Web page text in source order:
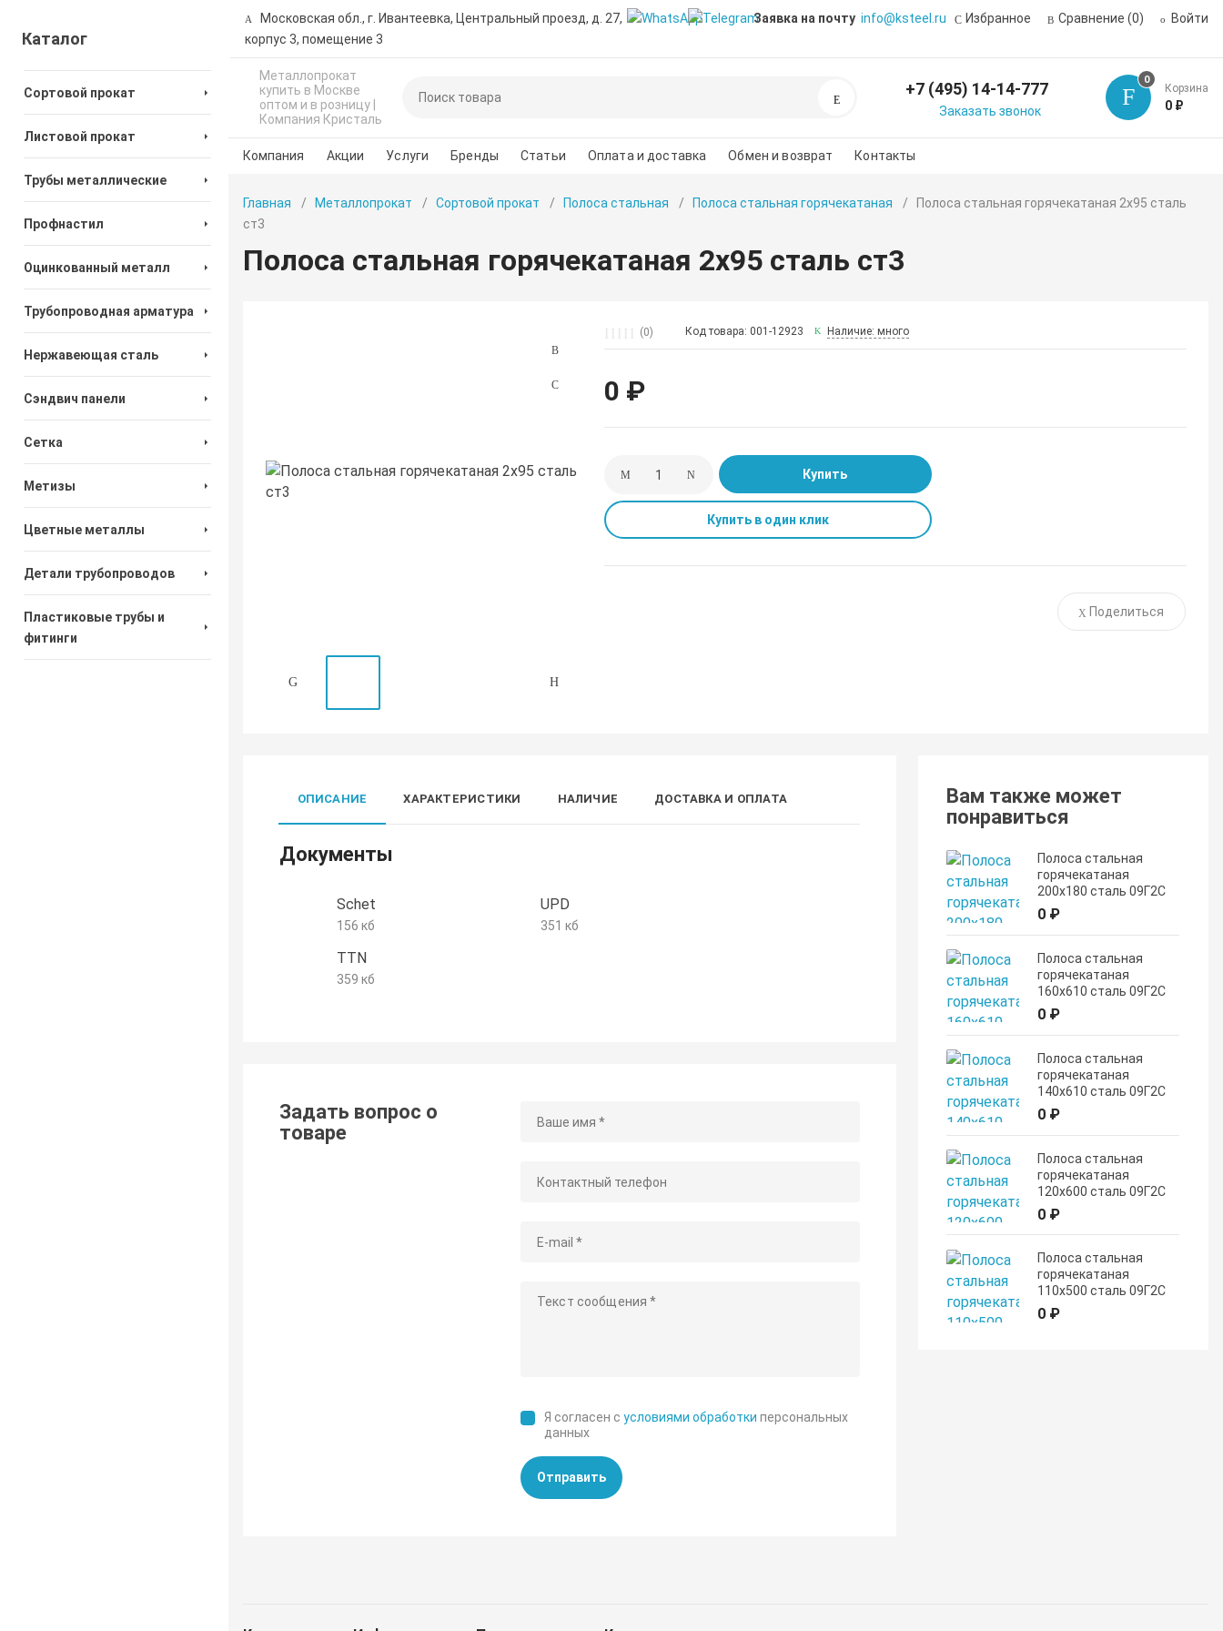
Московская обл., г. Ивантеевка, Центральный проезд, д. 27,
корпус 3, помещение 3
Заявка на почту info@ksteel.ru Избранное Сравнение (0) Войти
Металлопрокат
купить в Москве
оптом и в розницу |
Компания Кристаль
Поиск +7 (495) 14-14-777
Заказать звонок
0
Корзина
0 ₽
Компания Акции Услуги Бренды Статьи Оплата и доставка Обмен и возврат Контакты
Каталог
Сортовой прокат
Листовой прокат
Трубы металлические
Профнастил
Оцинкованный металл
Трубопроводная арматура
Нержавеющая сталь
Сэндвич панели
Сетка
Метизы
Цветные металлы
Детали трубопроводов
Пластиковые трубы и
фитинги
Главная Металлопрокат Сортовой прокат Полоса стальная Полоса стальная горячекатаная
Полоса стальная горячекатаная 2х95 сталь
ст3
Полоса стальная горячекатаная 2х95 сталь ст3
(0) Код товара: 001-12923 Наличие: много
0 ₽
Купить
Купить в один клик
Поделиться
ОПИСАНИЕ ХАРАКТЕРИСТИКИ НАЛИЧИЕ ДОСТАВКА И ОПЛАТА
Документы
Schet
156 кб
UPD
351 кб
TTN
359 кб
Задать вопрос о
товаре
Я согласен сусловиями обработки персональных
данных
Отправить
Вам также может
понравиться
Полоса стальная
горячекатаная
200х180 сталь 09Г2С
0 ₽
Полоса стальная
горячекатаная
160х610 сталь 09Г2С
0 ₽
Полоса стальная
горячекатаная
140х610 сталь 09Г2С
0 ₽
Полоса стальная
горячекатаная
120х600 сталь 09Г2С
0 ₽
Полоса стальная
горячекатаная
110х500 сталь 09Г2С
0 ₽